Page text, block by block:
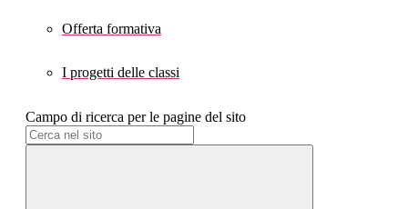
Offerta formativa
I progetti delle classi
Campo di ricerca per le pagine del sito